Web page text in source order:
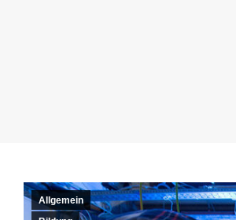
Allgemein